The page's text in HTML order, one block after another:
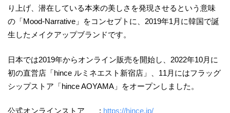
り上げ、潜在している本来の美しさを発現させるという意味
の「Mood-Narrative」をコンセプトに、2019年1月に韓国で誕
生したメイクアップブランドです。
日本では2019年からオンライン販売を開始し、2022年10月に
初の直営店「hince ルミネエスト新宿店」、11月にはフラッグ
シップストア「hince AOYAMA」をオープンしました。
公式オンラインストア : https://hince.jp/